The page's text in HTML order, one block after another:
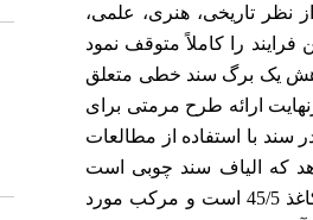
نظر تاریخی، هنری، علمی،
را کاملاً متوقف نمود
یک برگ سند خطی متعلق
ارائه طرح مرمتی برای
سند با استفاده از مطالعات
که الیاف سند چوبی است
ونمونه دارای مقدار کمی لیگنین است و در آزمون آهار حضور نشاسته و مواد قندی تایید شد.، میزان اسیدیته کاغذ 45/5 است و مرکب مورد